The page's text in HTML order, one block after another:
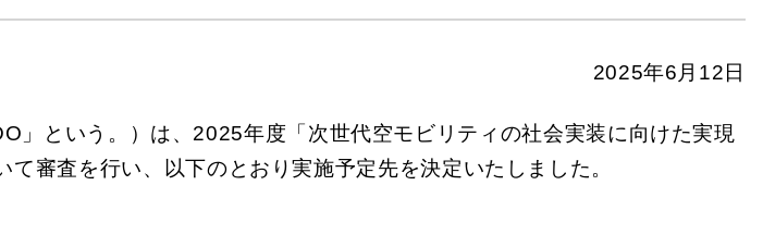
2025年6月12日
」という。）は、2025年度「次世代空モビリティの社会実装に向けた実現
審査を行い、以下のとおり実施予定先を決定いたしました。